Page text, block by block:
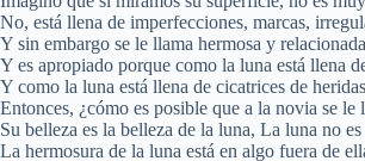
No, está llena de imperfecciones, marcas,
Y sin embargo se le llama hermosa y
Y es apropiado porque como la luna está llena
Y como la luna está llena de cicatrices de
Entonces, ¿cómo es posible que a la novia se le
Su belleza es la belleza de la luna, La luna no
La hermosura de la luna está en algo fuera de